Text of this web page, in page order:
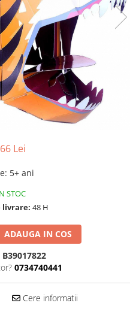
Lei
: 5+ ani
STOC
livrare: 48 H
ADAUGA IN COS
B39017822
0734740441
Cere informatii